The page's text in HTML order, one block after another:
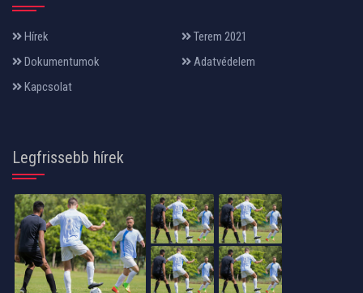
Hírek
Terem 2021
Dokumentumok
Adatvédelem
Kapcsolat
Legfrissebb hírek